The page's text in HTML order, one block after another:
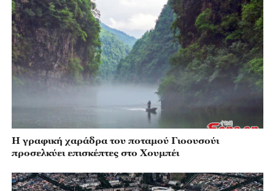
Η γραφική χαράδρα του ποταμού Γιοουσούι
προσελκύει επισκέπτες στο Χουμπέι